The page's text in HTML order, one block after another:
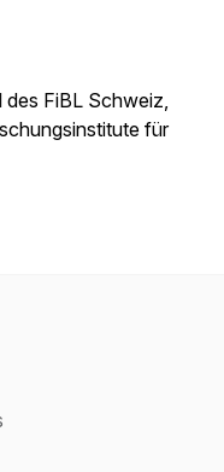
des FiBL Schweiz,
für